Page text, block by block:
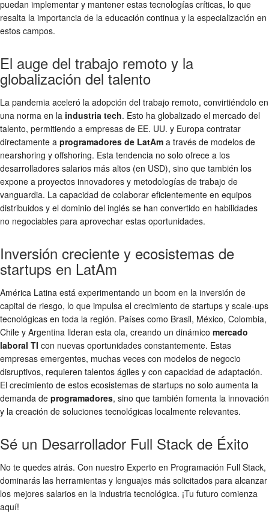
puedan implementar y mantener estas tecnologías críticas, lo que
resalta la importancia de la educación continua y la especialización en
estos campos.
El auge del trabajo remoto y la
globalización del talento
La pandemia aceleró la adopción del trabajo remoto, convirtiéndolo en
una norma en la industria tech. Esto ha globalizado el mercado del
talento, permitiendo a empresas de EE. UU. y Europa contratar
directamente a programadores de LatAm a través de modelos de
nearshoring y offshoring. Esta tendencia no solo ofrece a los
desarrolladores salarios más altos (en USD), sino que también los
expone a proyectos innovadores y metodologías de trabajo de
vanguardia. La capacidad de colaborar eficientemente en equipos
distribuidos y el dominio del inglés se han convertido en habilidades
no negociables para aprovechar estas oportunidades.
Inversión creciente y ecosistemas de
startups en LatAm
América Latina está experimentando un boom en la inversión de
capital de riesgo, lo que impulsa el crecimiento de startups y scale-ups
tecnológicas en toda la región. Países como Brasil, México, Colombia,
Chile y Argentina lideran esta ola, creando un dinámico mercado
laboral TI con nuevas oportunidades constantemente. Estas
empresas emergentes, muchas veces con modelos de negocio
disruptivos, requieren talentos ágiles y con capacidad de adaptación.
El crecimiento de estos ecosistemas de startups no solo aumenta la
demanda de programadores, sino que también fomenta la innovación
y la creación de soluciones tecnológicas localmente relevantes.
Sé un Desarrollador Full Stack de Éxito
No te quedes atrás. Con nuestro Experto en Programación Full Stack,
dominarás las herramientas y lenguajes más solicitados para alcanzar
los mejores salarios en la industria tecnológica. ¡Tu futuro comienza
aquí!